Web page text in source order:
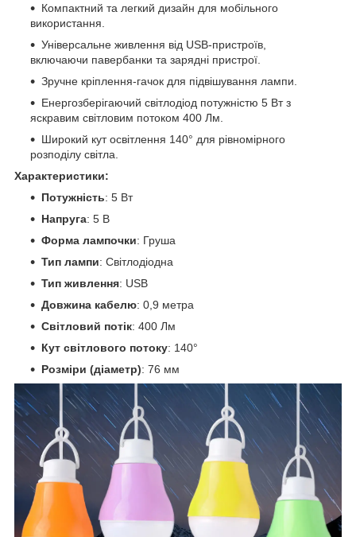
Компактний та легкий дизайн для мобільного
використання.
Універсальне живлення від USB-пристроїв,
включаючи павербанки та зарядні пристрої.
Зручне кріплення-гачок для підвішування лампи.
Енергозберігаючий світлодіод потужністю 5 Вт з
яскравим світловим потоком 400 Лм.
Широкий кут освітлення 140° для рівномірного
розподілу світла.
Характеристики:
Потужність: 5 Вт
Напруга: 5 В
Форма лампочки: Груша
Тип лампи: Світлодіодна
Тип живлення: USB
Довжина кабелю: 0,9 метра
Світловий потік: 400 Лм
Кут світлового потоку: 140°
Розміри (діаметр): 76 мм